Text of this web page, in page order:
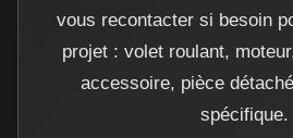
vous recontacter si besoin
projet : volet roulant,
accessoire, pièce
spécifique.